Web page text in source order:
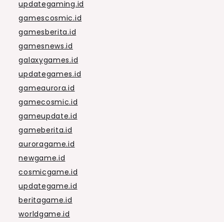
updategaming.id
gamescosmic.id
gamesberita.id
gamesnews.id
galaxygames.id
updategames.id
gameaurora.id
gamecosmic.id
gameupdate.id
gameberita.id
auroragame.id
newgame.id
cosmicgame.id
updategame.id
beritagame.id
worldgame.id